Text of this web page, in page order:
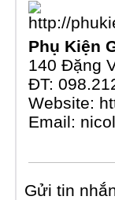
Phụ Kiện
140 Đặng
ĐT:
Website:
Email:
Gửi tin